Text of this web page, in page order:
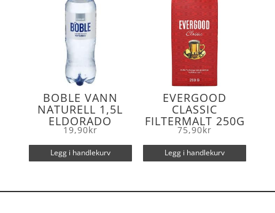
BOBLE VANN
NATURELL 1,5L
ELDORADO
19,90kr
Legg i handlekurv
EVERGOOD
CLASSIC
FILTERMALT 250G
75,90kr
Legg i handlekurv